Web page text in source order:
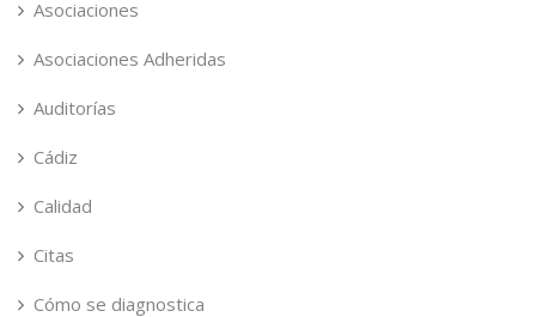
Asociaciones
Asociaciones Adheridas
Auditorías
Cádiz
Calidad
Citas
Cómo se diagnostica